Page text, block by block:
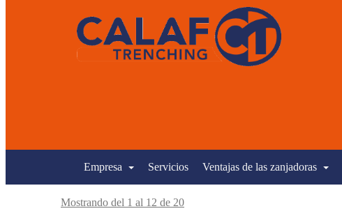
Empresa Servicios Ventajas de las zanjadoras
Noticias
Mostrando del 1 al 12 de 20